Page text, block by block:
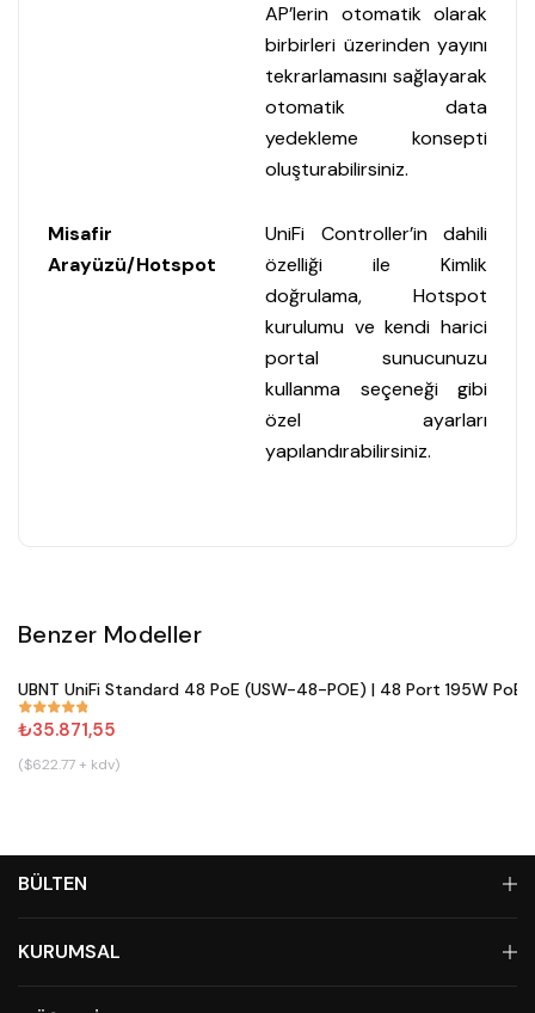
AP’lerin otomatik olarak
birbirleri üzerinden yayını
tekrarlamasını sağlayarak
otomatik data
yedekleme konsepti
oluşturabilirsiniz.
Misafir
Arayüzü/Hotspot
UniFi Controller’in dahili
özelliği ile Kimlik
doğrulama, Hotspot
kurulumu ve kendi harici
portal sunucunuzu
kullanma seçeneği gibi
özel ayarları
yapılandırabilirsiniz.
Benzer Modeller
#861
UBNT UniFi Standard 48 PoE (USW-48-POE) | 48 Port 195W
₺35.871,55
($622.77 + kdv)
BÜLTEN
KURUMSAL